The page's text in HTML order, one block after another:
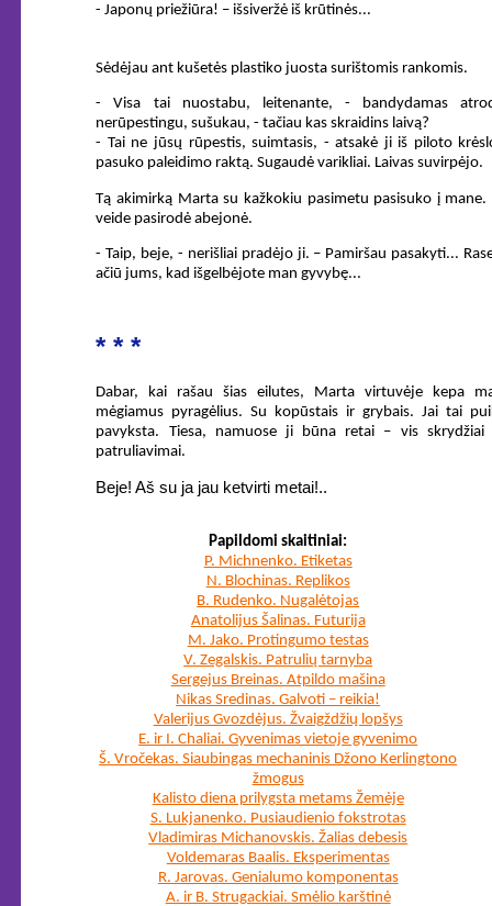
- Japonų priežiūra! – išsiveržė iš krūtinės...
Sėdėjau ant kušetės plastiko juosta surištomis rankomis.
- Visa tai nuostabu, leitenante, - bandydamas
nerūpestingu, sušukau, - tačiau kas skraidins laivą?
- Tai ne jūsų rūpestis, suimtasis, - atsakė ji iš piloto
pasuko paleidimo raktą. Sugaudė varikliai. Laivas suvirpėjo.
Tą akimirką Marta su kažkokiu pasimetu pasisuko į mane.
veide pasirodė abejonė.
- Taip, beje, - nerišliai pradėjo ji. – Pamiršau pasakyti...
ačiū jums, kad išgelbėjote man gyvybę...
* * *
Dabar, kai rašau šias eilutes, Marta virtuvėje kepa
mėgiamus pyragėlius. Su kopūstais ir grybais. Jai tai
pavyksta. Tiesa, namuose ji būna retai – vis skrydžiai
patruliavimai.
Beje! Aš su ja jau ketvirti metai!..
Papildomi skaitiniai:
P. Michnenko. Etiketas
N. Blochinas. Replikos
B. Rudenko. Nugalėtojas
Anatolijus Šalinas. Futurija
M. Jako. Protingumo testas
V. Zegalskis. Patrulių tarnyba
Sergejus Breinas. Atpildo mašina
Nikas Sredinas. Galvoti – reikia!
Valerijus Gvozdėjus. Žvaigždžių lopšys
E. ir I. Chaliai. Gyvenimas vietoje gyvenimo
Š. Vročekas. Siaubingas mechaninis Džono Kerlingtono
žmogus
Kalisto diena prilygsta metams Žemėje
S. Lukjanenko. Pusiaudienio fokstrotas
Vladimiras Michanovskis. Žalias debesis
Voldemaras Baalis. Eksperimentas
R. Jarovas. Genialumo komponentas
A. ir B. Strugackiai. Smėlio karštinė